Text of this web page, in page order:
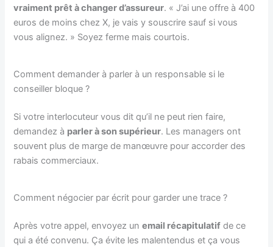
vraiment prêt à changer d’assureur. « J’ai une offre à 400
euros de moins chez X, je vais y souscrire sauf si vous
vous alignez. » Soyez ferme mais courtois.
Comment demander à parler à un responsable si le
conseiller bloque ?
Si votre interlocuteur vous dit qu’il ne peut rien faire,
demandez à parler à son supérieur. Les managers ont
souvent plus de marge de manœuvre pour accorder des
rabais commerciaux.
Comment négocier par écrit pour garder une trace ?
Après votre appel, envoyez unemail récapitulatif de ce
qui a été convenu. Ça évite les malentendus et ça vous